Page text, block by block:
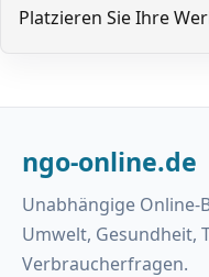
Platzieren Sie Ihre
ngo-online.de
Unabhängige Online-
Umwelt, Gesundheit,
Verbraucherfragen.